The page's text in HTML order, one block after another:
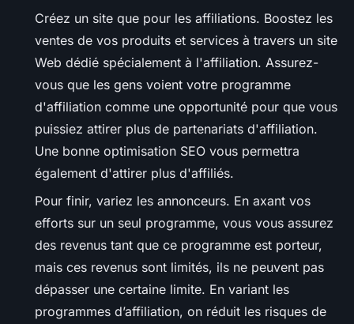
Créez un site que pour les affiliations. Boostez les
ventes de vos produits et services à travers un site
Web dédié spécialement à l'affiliation. Assurez-
vous que les gens voient votre programme
d'affiliation comme une opportunité pour que vous
puissiez attirer plus de partenariats d'affiliation.
Une bonne optimisation SEO vous permettra
également d'attirer plus d'affiliés.
Pour finir, variez les annonceurs. En axant vos
efforts sur un seul programme, vous vous assurez
des revenus tant que ce programme est porteur,
mais ces revenus sont limités, ils ne peuvent pas
dépasser une certaine limite. En variant les
programmes d’affiliation, on réduit les risques de